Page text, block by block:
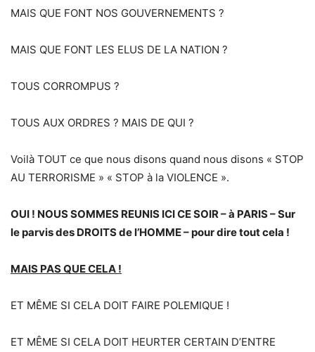
MAIS QUE FONT NOS GOUVERNEMENTS ?
MAIS QUE FONT LES ELUS DE LA NATION ?
TOUS CORROMPUS ?
TOUS AUX ORDRES ? MAIS DE QUI ?
Voilà TOUT ce que nous disons quand nous disons « STOP
AU TERRORISME » « STOP à la VIOLENCE ».
OUI ! NOUS SOMMES REUNIS ICI CE SOIR – à PARIS – Sur
le parvis des DROITS de l’HOMME – pour dire tout cela !
MAIS PAS QUE CELA !
ET MÊME SI CELA DOIT FAIRE POLEMIQUE !
ET MÊME SI CELA DOIT HEURTER CERTAIN D’ENTRE